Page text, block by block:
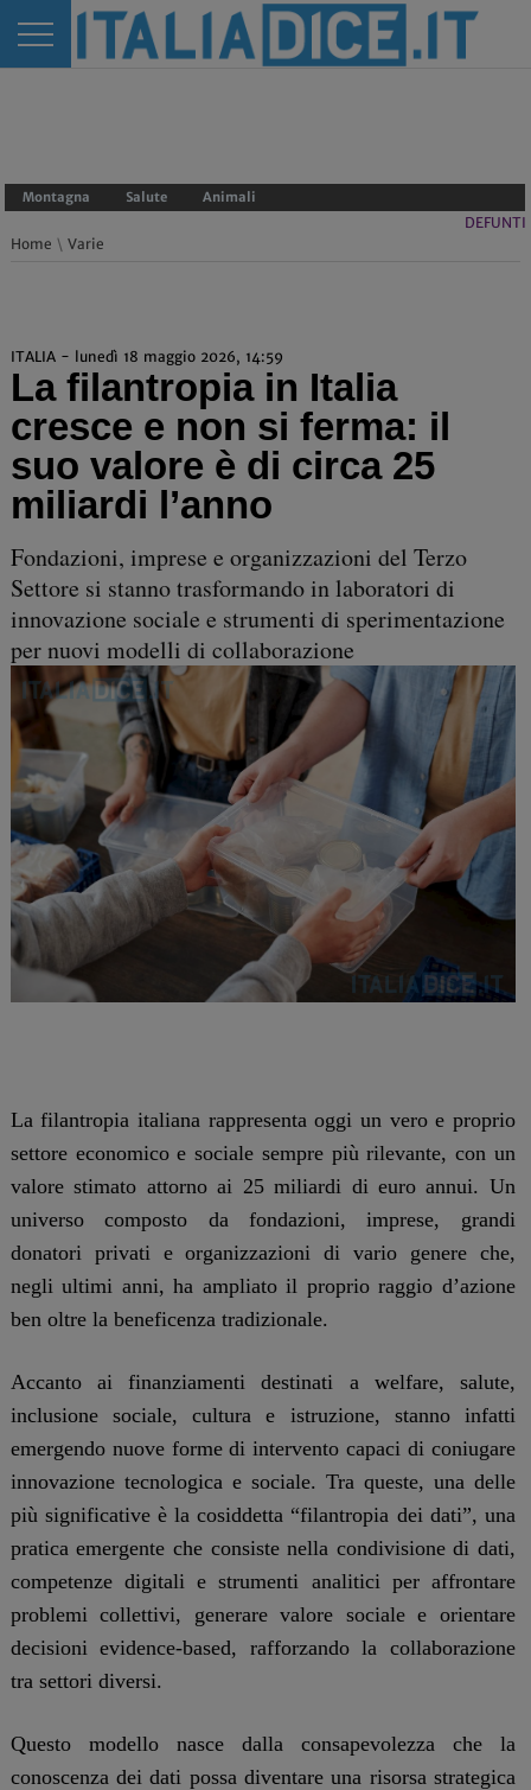
Montagna Salute Animali
DEFUNTI
Home \ Varie
ITALIA - lunedì 18 maggio 2026, 14:59
La filantropia in Italia
cresce e non si ferma: il
suo valore è di circa 25
miliardi l’anno
Fondazioni, imprese e organizzazioni del Terzo
Settore si stanno trasformando in laboratori di
innovazione sociale e strumenti di sperimentazione
per nuovi modelli di collaborazione
La filantropia italiana rappresenta oggi un vero e proprio
settore economico e sociale sempre più rilevante, con un
valore stimato attorno ai 25 miliardi di euro annui. Un
universo composto da fondazioni, imprese, grandi
donatori privati e organizzazioni di vario genere che,
negli ultimi anni, ha ampliato il proprio raggio d’azione
ben oltre la beneficenza tradizionale.
Accanto ai finanziamenti destinati a welfare, salute,
inclusione sociale, cultura e istruzione, stanno infatti
emergendo nuove forme di intervento capaci di coniugare
innovazione tecnologica e sociale. Tra queste, una delle
più significative è la cosiddetta “filantropia dei dati”, una
pratica emergente che consiste nella condivisione di dati,
competenze digitali e strumenti analitici per affrontare
problemi collettivi, generare valore sociale e orientare
decisioni evidence-based, rafforzando la collaborazione
tra settori diversi.
Questo modello nasce dalla consapevolezza che la
conoscenza dei dati possa diventare una risorsa strategica